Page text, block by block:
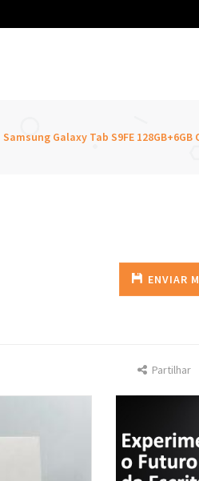
Samsung Galaxy Tab S9FE
ENVIAR
Partilhar